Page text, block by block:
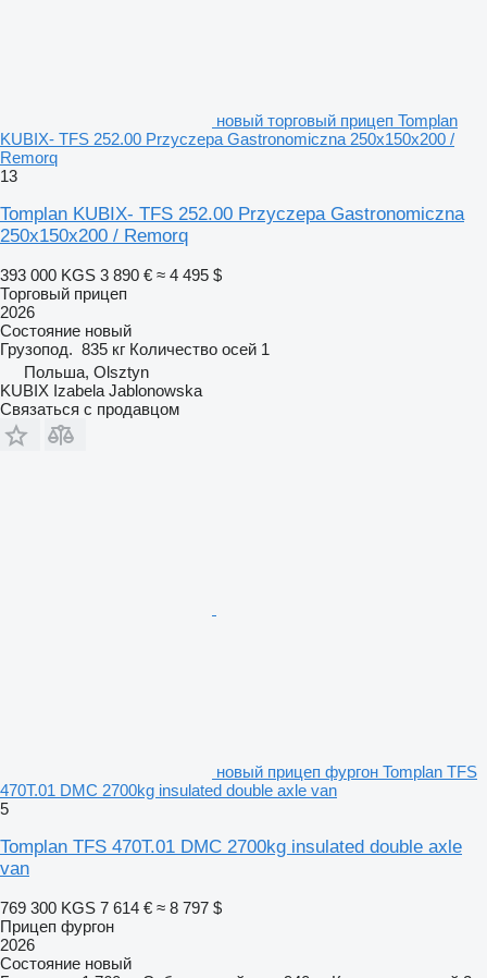
новый торговый прицеп Tomplan
KUBIX- TFS 252.00 Przyczepa Gastronomiczna 250x150x200 /
Remorq
13
Tomplan KUBIX- TFS 252.00 Przyczepa Gastronomiczna
250x150x200 / Remorq
393 000 KGS 3 890 € ≈ 4 495 $
Торговый прицеп
2026
Состояние новый
Грузопод. 835 кг Количество осей 1
Польша, Olsztyn
KUBIX Izabela Jablonowska
Связаться с продавцом
новый прицеп фургон Tomplan TFS
470T.01 DMC 2700kg insulated double axle van
5
Tomplan TFS 470T.01 DMC 2700kg insulated double axle
van
769 300 KGS 7 614 € ≈ 8 797 $
Прицеп фургон
2026
Состояние новый